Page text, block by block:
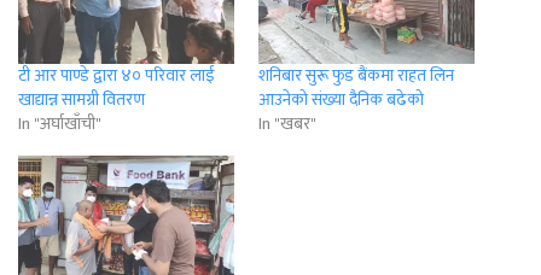
टी आर पाण्डे द्वारा ४० परिवार लाई
खाद्यान्न सामग्री वितरण
In "अर्घाखाँची"
शनिबार सुरू फुड बैंकमा राहत लिन
आउनेको संख्या दैनिक बढेको
In "खबर"